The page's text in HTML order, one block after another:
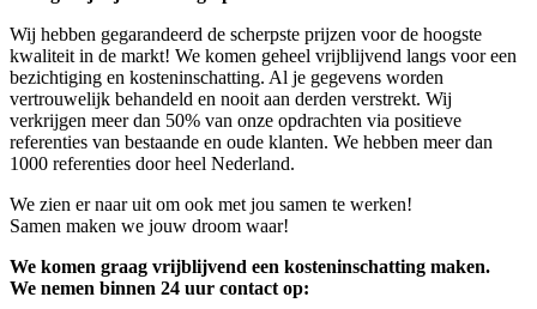
Wij hebben gegarandeerd de scherpste prijzen voor de hoogste
kwaliteit in de markt! We komen geheel vrijblijvend langs voor een
bezichtiging en kosteninschatting. Al je gegevens worden
vertrouwelijk behandeld en nooit aan derden verstrekt. Wij
verkrijgen meer dan 50% van onze opdrachten via positieve
referenties van bestaande en oude klanten. We hebben meer dan
1000 referenties door heel Nederland.
We zien er naar uit om ook met jou samen te werken!
Samen maken we jouw droom waar!
We komen graag vrijblijvend een kosteninschatting maken.
We nemen binnen 24 uur contact op: